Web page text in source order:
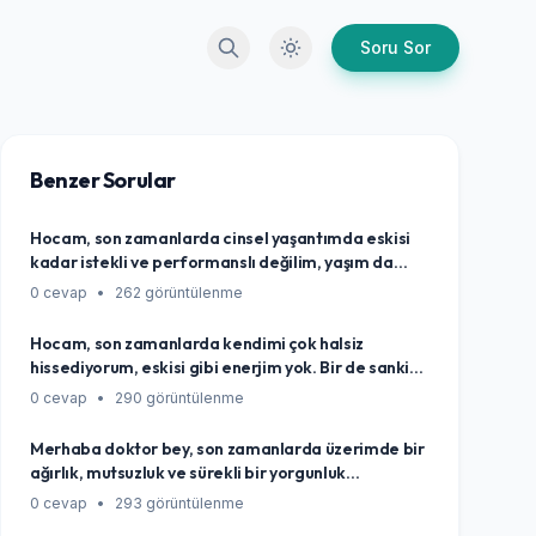
AramaKaranlık Mod
Soru Sor
Benzer Sorular
Hocam, son zamanlarda cinsel yaşantımda eskisi
kadar istekli ve performanslı değilim, yaşım da
kırkların sonuna yaklaştı. Bu durum tamamen yaşa,
bağlanabilecek doğal bir değişim mi, yoksa göz
ardı etmemem gereken bir sağlık sinyali mi olabilir
diye kafamı kurcalıyor?
0 cevap • 262 görüntülenme
Hocam, son zamanlarda kendimi çok halsiz
hissediyorum, eskisi gibi enerjim yok. Bir de sanki
durduk yere kilo alıyorum, canım hiçbir şey yapmak
çok aktiftim oysa. Acaba yaşlanıyor muyum diye
düşünmekten kendimi alamıyorum, yoksa bu durum
testosteron seviyemle mi alakalı olabilir?
0 cevap • 290 görüntülenme
Merhaba doktor bey, son zamanlarda üzerimde bir
ağırlık, mutsuzluk ve sürekli bir yorgunluk
hissediyorum. Sabahları yataktan kalkmak bile zor
0 cevap • 293 görüntülenme